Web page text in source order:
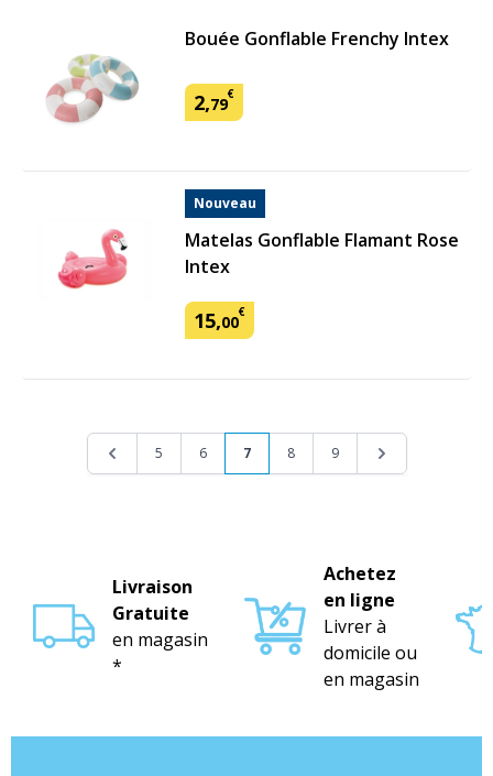
Bouée Gonflable Frenchy Intex
2,79€
Nouveau
Matelas Gonflable Flamant Rose
Intex
15,00€
PagePage Page
5 Page
6 Vous lisez actuellement la page
7 Page
8 Page
9 Page
Livraison
Gratuite
en magasin
*
Achetez
en ligne
Livrer à
domicile ou
en magasin